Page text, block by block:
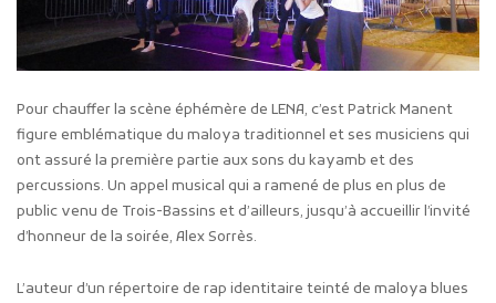
Pour chauffer la scène éphémère de LENA, c’est Patrick Manent
figure emblématique du maloya traditionnel et ses musiciens qui
ont assuré la première partie aux sons du kayamb et des
percussions. Un appel musical qui a ramené de plus en plus de
public venu de Trois-Bassins et d’ailleurs, jusqu’à accueillir l’invité
d’honneur de la soirée, Alex Sorrès.
L’auteur d’un répertoire de rap identitaire teinté de maloya blues